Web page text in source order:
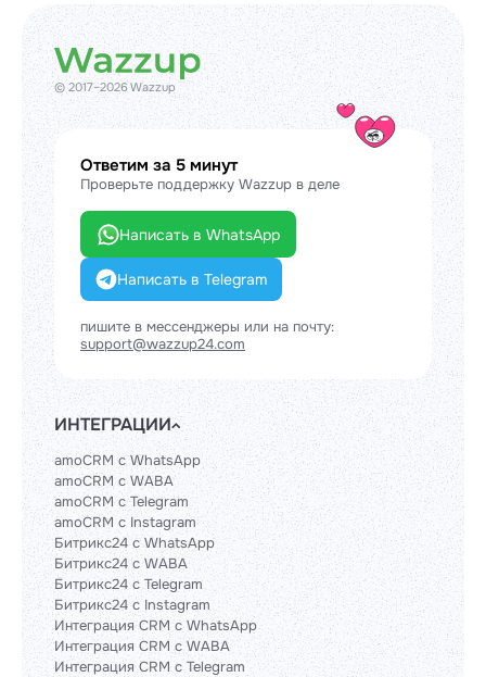
© 2017–2026 Wazzup
Ответим за 5 минут
Проверьте поддержку Wazzup в деле
Написать в WhatsApp
Написать в Telegram
пишите в мессенджеры или на почту:
support@wazzup24.com
ИНТЕГРАЦИИ
amoCRM с WhatsApp
amoCRM с WABA
amoCRM с Telegram
amoCRM с Instagram
Битрикс24 с WhatsApp
Битрикс24 с WABA
Битрикс24 с Telegram
Битрикс24 с Instagram
Интеграция CRM с WhatsApp
Интеграция CRM с WABA
Интеграция CRM с Telegram